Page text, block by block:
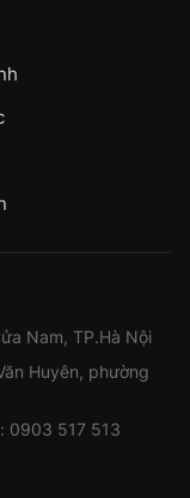
Nam, TP.Hà Nội
Huyên, phường
0903 517 513